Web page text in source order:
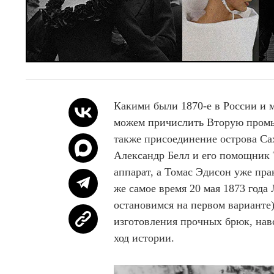
Какими были 1870-е в России и
можем причислить Вторую
также присоединение острова
Александр Белл и его
аппарат, а Томас Эдисон уже
же самое время 20 мая 1873
остановимся на первом
изготовления прочных брюк,
ход истории.